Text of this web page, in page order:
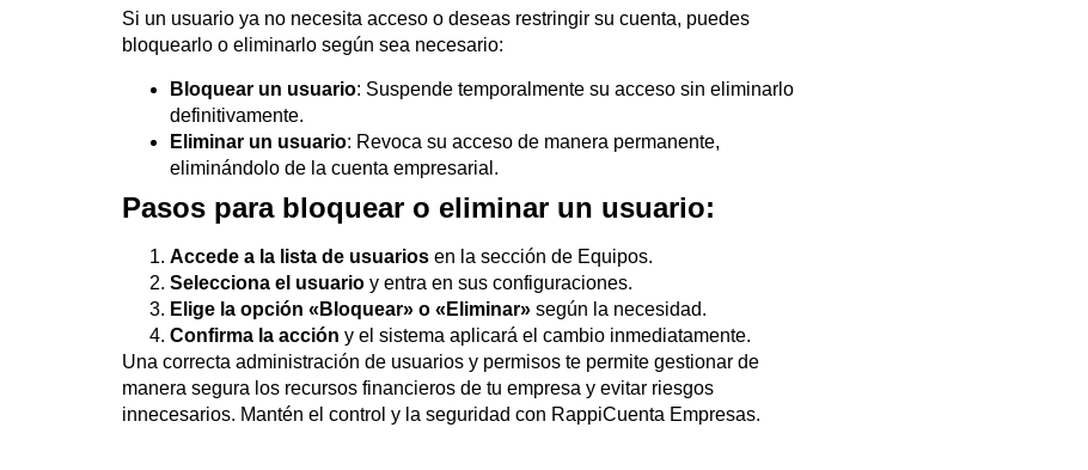
Si un usuario ya no necesita acceso o deseas restringir su cuenta, puedes
bloquearlo o eliminarlo según sea necesario:
Bloquear un usuario: Suspende temporalmente su acceso sin eliminarlo
definitivamente.
Eliminar un usuario: Revoca su acceso de manera permanente,
eliminándolo de la cuenta empresarial.
Pasos para bloquear o eliminar un usuario:
Accede a la lista de usuarios en la sección de Equipos.
Selecciona el usuario y entra en sus configuraciones.
Elige la opción «Bloquear» o «Eliminar» según la necesidad.
Confirma la acción y el sistema aplicará el cambio inmediatamente.
Una correcta administración de usuarios y permisos te permite gestionar de
manera segura los recursos financieros de tu empresa y evitar riesgos
innecesarios. Mantén el control y la seguridad con RappiCuenta Empresas.